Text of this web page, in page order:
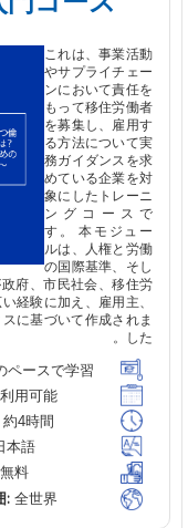
これは、事業
やサプライチ
ンにおいて責
もって移住労
を募集し、雇
る方法につい
務ガイダンス
めている企業
象にしたトレ
ングコー
す。 本モジ
ルは、人権と
の国際基準、
。IOMが政府、市民社会、移
た幅広い経験に加え、雇用
クティスに基づいて作成さ
:自分のペースで学習
付:通年利用可能
要時間:
言語:
料金:
的範囲: